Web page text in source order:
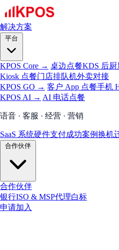
解决方案
KPOS Core → 桌边点餐KDS 后厨
Kiosk 点餐门店排队机外卖对接
KPOS GO → 客户 App 点餐手机
KPOS AI → AI 电话点餐
语音 · 客服 · 经营 · 营销
SaaS 系统硬件支付成功案例换机
合作伙伴
银行ISO & MSP代理白标
申请加入